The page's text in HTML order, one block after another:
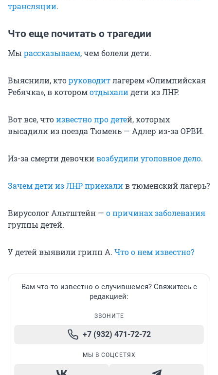
трансляции.
Что еще почитать о трагедии
Мы рассказываем, чем болели дети.
Выяснили, кторуководитлагерем «Олимпийская
Ребячка», в которомотдыхалидети из ЛНР.
Вот все, чтоизвестно про детей, которых
высадили из поезда Тюмень — Адлер из-за ОРВИ.
Из-за смерти девочкивозбудили уголовное дело.
Зачем дети из ЛНР приехалив тюменский лагерь?
Вирусолог Альтштейн — о причинах заболевания
группы детей.
У детей выявили грипп А. Что о нем известно?
Вам что-то известно о случившемся? Свяжитесь с
редакцией:
ЗВОНИТЕ
+7 (932) 471-72-72
МЫ В СОЦСЕТЯХ